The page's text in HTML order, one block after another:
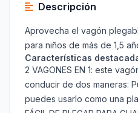
Descripción
Aprovecha el vagón
para niños de más de 1,5
Características
2 VAGONES EN 1: este
conducir de dos maneras:
puedes usarlo como una